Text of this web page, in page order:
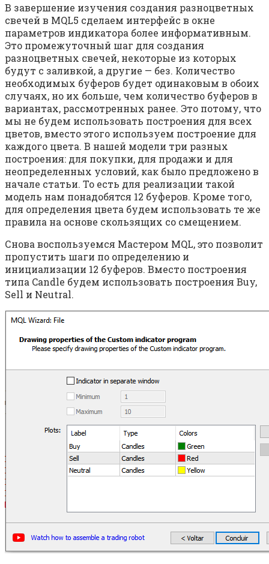
В завершение изучения создания разноцветных
свечей в MQL5 сделаем интерфейс в окне
параметров индикатора более информативным.
Это промежуточный шаг для создания
разноцветных свечей, некоторые из которых
будут с заливкой, а другие — без. Количество
необходимых буферов будет одинаковым в обоих
случаях, но их больше, чем количество буферов в
вариантах, рассмотренных ранее. Это потому, что
мы не будем использовать построения для всех
цветов, вместо этого используем построение для
каждого цвета. В нашей модели три разных
построения: для покупки, для продажи и для
неопределенных условий, как было предложено в
начале статьи. То есть для реализации такой
модель нам понадобятся 12 буферов. Кроме того,
для определения цвета будем использовать те же
правила на основе скользящих со смещением.
Снова воспользуемся Мастером MQL, это позволит
пропустить шаги по определению и
инициализации 12 буферов. Вместо построения
типа Candle будем использовать построения Buy,
Sell и Neutral.